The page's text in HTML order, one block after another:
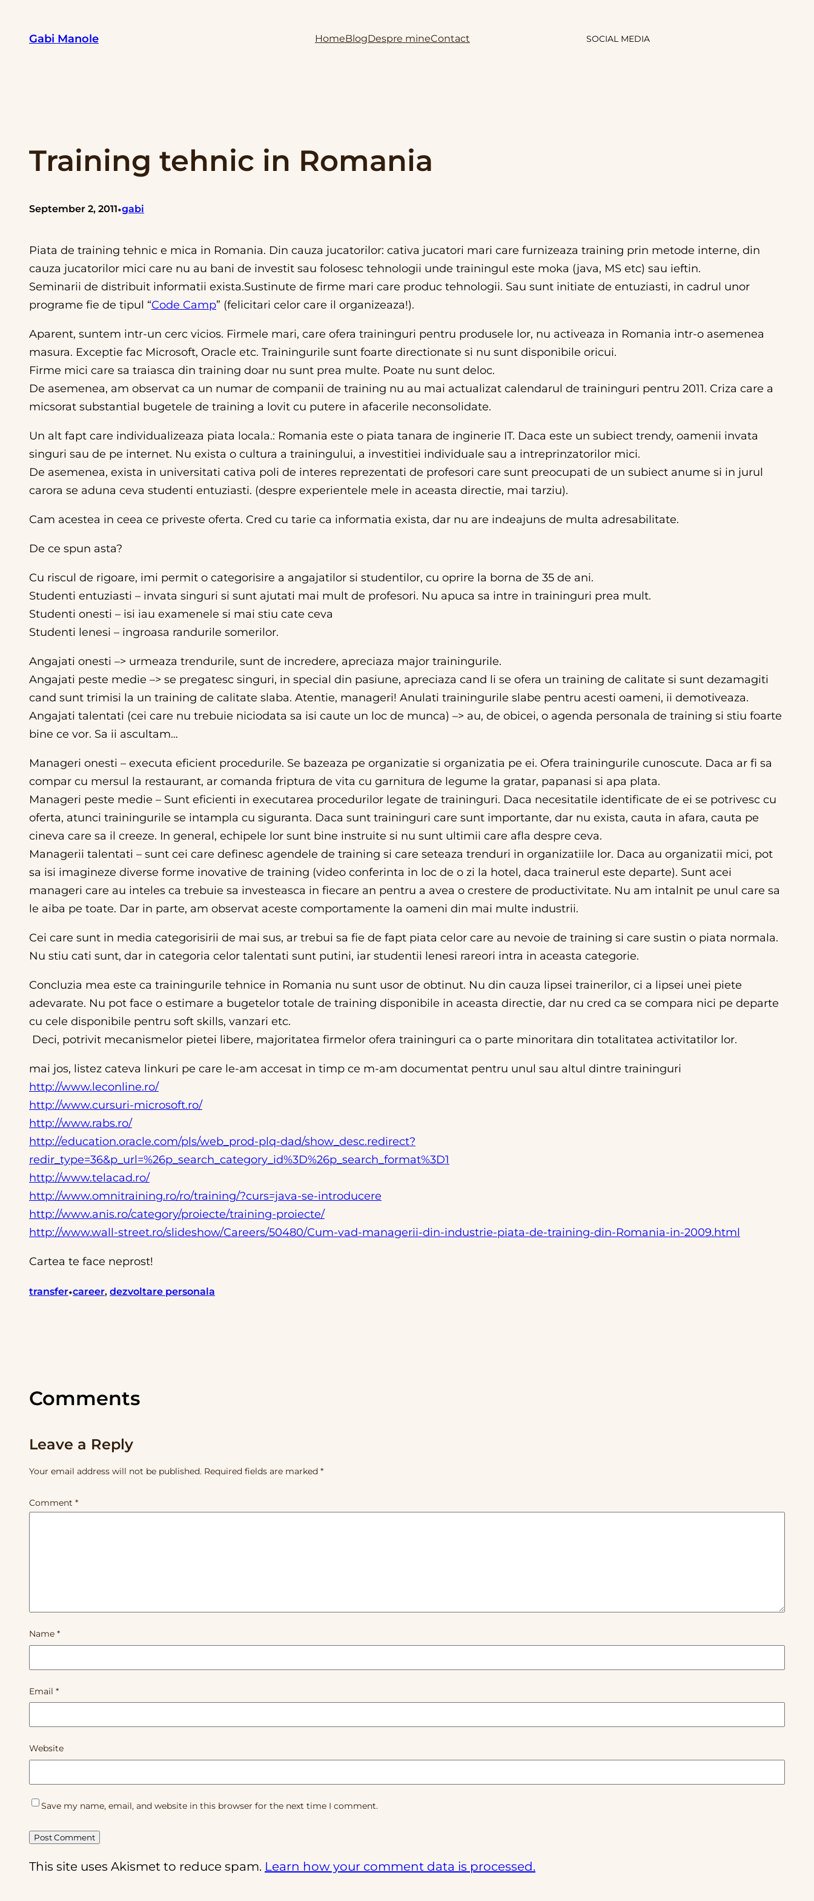
Gabi Manole HomeBlogDespre mineContact SOCIAL MEDIA
Training tehnic in Romania
September 2, 2011•gabi
Piata de training tehnic e mica in Romania. Din cauza jucatorilor: cativa jucatori mari care furnizeaza training prin metode interne, din
cauza jucatorilor mici care nu au bani de investit sau folosesc tehnologii unde trainingul este moka (java, MS etc) sau ieftin.
Seminarii de distribuit informatii exista.Sustinute de firme mari care produc tehnologii. Sau sunt initiate de entuziasti, in cadrul unor
programe fie de tipul “Code Camp” (felicitari celor care il organizeaza!).
Aparent, suntem intr-un cerc vicios. Firmele mari, care ofera traininguri pentru produsele lor, nu activeaza in Romania intr-o asemenea
masura. Exceptie fac Microsoft, Oracle etc. Trainingurile sunt foarte directionate si nu sunt disponibile oricui.
Firme mici care sa traiasca din training doar nu sunt prea multe. Poate nu sunt deloc.
De asemenea, am observat ca un numar de companii de training nu au mai actualizat calendarul de traininguri pentru 2011. Criza care a
micsorat substantial bugetele de training a lovit cu putere in afacerile neconsolidate.
Un alt fapt care individualizeaza piata locala.: Romania este o piata tanara de inginerie IT. Daca este un subiect trendy, oamenii invata
singuri sau de pe internet. Nu exista o cultura a trainingului, a investitiei individuale sau a intreprinzatorilor mici.
De asemenea, exista in universitati cativa poli de interes reprezentati de profesori care sunt preocupati de un subiect anume si in jurul
carora se aduna ceva studenti entuziasti. (despre experientele mele in aceasta directie, mai tarziu).
Cam acestea in ceea ce priveste oferta. Cred cu tarie ca informatia exista, dar nu are indeajuns de multa adresabilitate.
De ce spun asta?
Cu riscul de rigoare, imi permit o categorisire a angajatilor si studentilor, cu oprire la borna de 35 de ani.
Studenti entuziasti – invata singuri si sunt ajutati mai mult de profesori. Nu apuca sa intre in traininguri prea mult.
Studenti onesti – isi iau examenele si mai stiu cate ceva
Studenti lenesi – ingroasa randurile somerilor.
Angajati onesti –> urmeaza trendurile, sunt de incredere, apreciaza major trainingurile.
Angajati peste medie –> se pregatesc singuri, in special din pasiune, apreciaza cand li se ofera un training de calitate si sunt dezamagiti
cand sunt trimisi la un training de calitate slaba. Atentie, manageri! Anulati trainingurile slabe pentru acesti oameni, ii demotiveaza.
Angajati talentati (cei care nu trebuie niciodata sa isi caute un loc de munca) –> au, de obicei, o agenda personala de training si stiu foarte
bine ce vor. Sa ii ascultam…
Manageri onesti – executa eficient procedurile. Se bazeaza pe organizatie si organizatia pe ei. Ofera trainingurile cunoscute. Daca ar fi sa
compar cu mersul la restaurant, ar comanda friptura de vita cu garnitura de legume la gratar, papanasi si apa plata.
Manageri peste medie – Sunt eficienti in executarea procedurilor legate de traininguri. Daca necesitatile identificate de ei se potrivesc cu
oferta, atunci trainingurile se intampla cu siguranta. Daca sunt traininguri care sunt importante, dar nu exista, cauta in afara, cauta pe
cineva care sa il creeze. In general, echipele lor sunt bine instruite si nu sunt ultimii care afla despre ceva.
Managerii talentati – sunt cei care definesc agendele de training si care seteaza trenduri in organizatiile lor. Daca au organizatii mici, pot
sa isi imagineze diverse forme inovative de training (video conferinta in loc de o zi la hotel, daca trainerul este departe). Sunt acei
manageri care au inteles ca trebuie sa investeasca in fiecare an pentru a avea o crestere de productivitate. Nu am intalnit pe unul care sa
le aiba pe toate. Dar in parte, am observat aceste comportamente la oameni din mai multe industrii.
Cei care sunt in media categorisirii de mai sus, ar trebui sa fie de fapt piata celor care au nevoie de training si care sustin o piata normala.
Nu stiu cati sunt, dar in categoria celor talentati sunt putini, iar studentii lenesi rareori intra in aceasta categorie.
Concluzia mea este ca trainingurile tehnice in Romania nu sunt usor de obtinut. Nu din cauza lipsei trainerilor, ci a lipsei unei piete
adevarate. Nu pot face o estimare a bugetelor totale de training disponibile in aceasta directie, dar nu cred ca se compara nici pe departe
cu cele disponibile pentru soft skills, vanzari etc.
Deci, potrivit mecanismelor pietei libere, majoritatea firmelor ofera traininguri ca o parte minoritara din totalitatea activitatilor lor.
mai jos, listez cateva linkuri pe care le-am accesat in timp ce m-am documentat pentru unul sau altul dintre traininguri
http://www.leconline.ro/
http://www.cursuri-microsoft.ro/
http://www.rabs.ro/
http://education.oracle.com/pls/web_prod-plq-dad/show_desc.redirect?
redir_type=36&p_url=%26p_search_category_id%3D%26p_search_format%3D1
http://www.telacad.ro/
http://www.omnitraining.ro/ro/training/?curs=java-se-introducere
http://www.anis.ro/category/proiecte/training-proiecte/
http://www.wall-street.ro/slideshow/Careers/50480/Cum-vad-managerii-din-industrie-piata-de-training-din-Romania-in-2009.html
Cartea te face neprost!
transfer•career, dezvoltare personala
Comments
Leave a Reply
Your email address will not be published. Required fields are marked *
Comment *
Name *
Email *
Website
Save my name, email, and website in this browser for the next time I comment.
This site uses Akismet to reduce spam. Learn how your comment data is processed.